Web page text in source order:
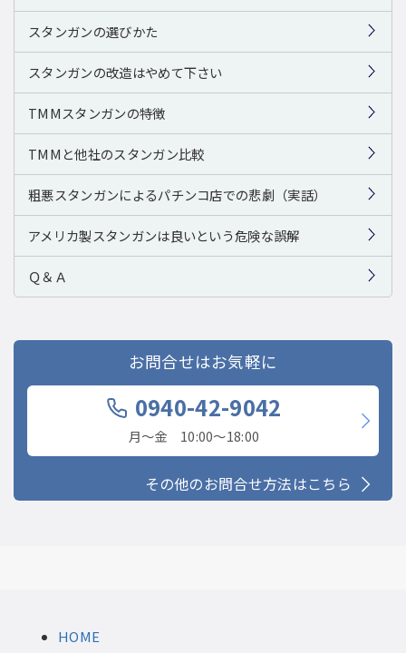
スタンガンの選びかた
スタンガンの改造はやめて下さい
TMMスタンガンの特徴
TMMと他社のスタンガン比較
粗悪スタンガンによるパチンコ店での悲劇（実話）
アメリカ製スタンガンは良いという危険な誤解
Ｑ＆Ａ
お問合せはお気軽に
0940-42-9042
月〜金 10:00〜18:00
その他のお問合せ方法はこちら
HOME